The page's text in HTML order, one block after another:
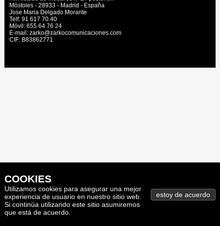
COOKIES
Utilizamos cookies para asegurar una mejor
experiencia de usuario en nuestro sitio web.
Si continúa utilizando este sitio asumiremos
que está de acuerdo.
Móstoles - 28933 - Madrid - España
Jose Maria Delgado Morante
Telf: 91 617 70 40
Móvil: 655 64 76 24
E-mail: zarko@zarkocomunicaciones.com
CIF: B83862771